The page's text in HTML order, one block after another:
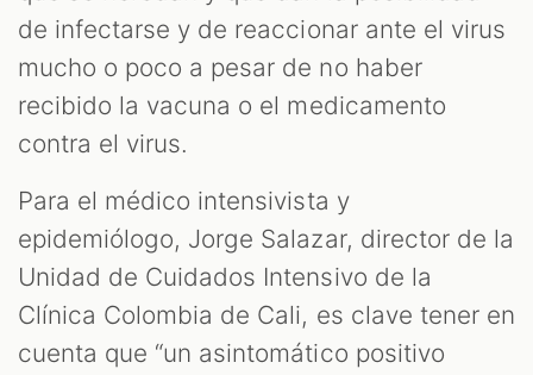
de infectarse y de reaccionar ante el virus
mucho o poco a pesar de no haber
recibido la vacuna o el medicamento
contra el virus.
Para el médico intensivista y
epidemiólogo, Jorge Salazar, director de la
Unidad de Cuidados Intensivo de la
Clínica Colombia de Cali, es clave tener en
cuenta que “un asintomático positivo